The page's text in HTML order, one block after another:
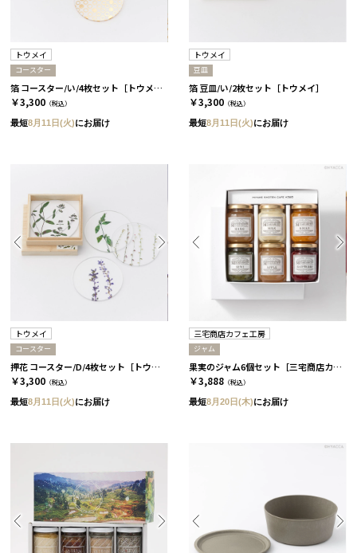
トウメイ
コースター
箔 コースター/い/4枚セット［トウメイ］
￥3,300 （税込）
最短8月11日(火)にお届け
トウメイ
豆皿
箔 豆皿/い/2枚セット［トウメイ］
￥3,300 （税込）
最短8月11日(火)にお届け
トウメイ
コースター
押花 コースター/D/4枚セット［トウメイ］
￥3,300 （税込）
最短8月11日(火)にお届け
三宅商店カフェ工房
ジャム
果実のジャム6個セット［三宅商店カフェ工房］
￥3,888 （税込）
最短8月20日(木)にお届け